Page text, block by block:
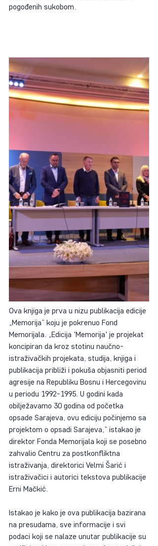
pogođenih sukobom.
Ova knjiga je prva u nizu publikacija edicije
„Memorija“ koju je pokrenuo Fond
Memorijala. „Edicija 'Memorija' je projekat
koncipiran da kroz stotinu naučno-
istraživačkih projekata, studija, knjiga i
publikacija približi i pokuša objasniti period
agresije na Republiku Bosnu i Hercegovinu
u periodu 1992-1995. U godini kada
obilježavamo 30 godina od početka
opsade Sarajeva, ovu ediciju počinjemo sa
projektom o opsadi Sarajeva,“ istakao je
direktor Fonda Memorijala koji se posebno
zahvalio Centru za postkonfliktna
istraživanja, direktorici Velmi Šarić i
istraživačici i autorici tekstova publikacije
Erni Mačkić.
Istakao je kako je ova publikacija bazirana
na presudama, sve informacije i svi
podaci koji se nalaze unutar publikacije su